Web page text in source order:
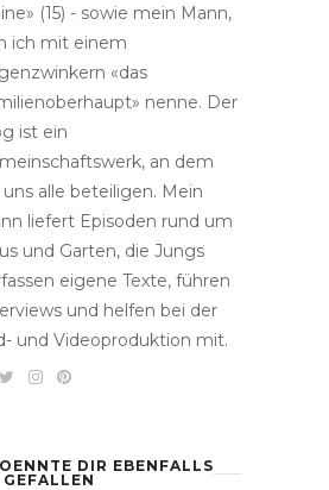
(15) - sowie mein Mann,
ich mit einem
«das
nenne. Der
ist ein
an dem
alle beteiligen. Mein
liefert Episoden rund um
und Garten, die Jungs
eigene Texte, führen
und helfen bei der
und Videoproduktion mit.
DIR EBENFALLS
GEFALLEN